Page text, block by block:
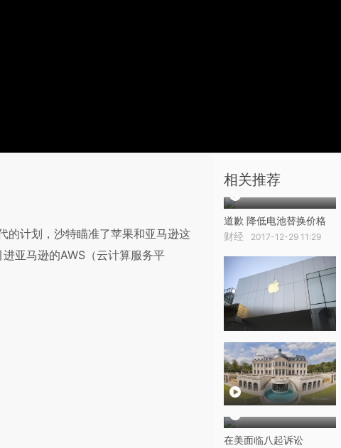
的计划，沙特瞄准了苹果和亚马逊这
亚马逊的AWS（云计算服务平
相关推荐
道歉 降低电池替换价格
财经 2017-12-29 11:29
在美面临八起诉讼